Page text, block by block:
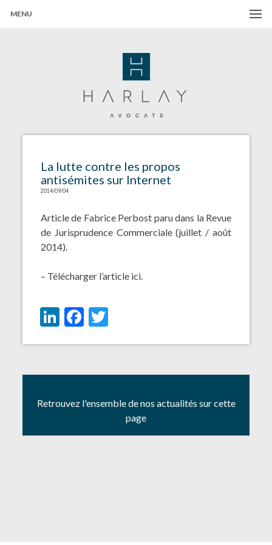
MENU
La lutte contre les propos
antisémites sur Internet
2014/09/04
Article de Fabrice Perbost paru dans la Revue
de Jurisprudence Commerciale (juillet / août
2014).
– Télécharger l’article ici.
LinkedIn
Facebook
Twitter
Retrouvez l'ensemble de nos actualités sur cette
page